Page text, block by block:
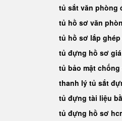
tủ sắt văn phòng
tủ hồ sơ văn
tủ hồ sơ lắp ghép
tủ đựng hồ sơ
tủ bảo mật
thanh lý tủ sắt
tủ đựng tài liệu
tủ đựng hồ sơ